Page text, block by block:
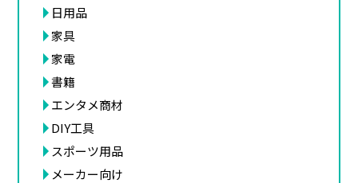
日用品
家具
家電
書籍
エンタメ商材
DIY工具
スポーツ用品
メーカー向け